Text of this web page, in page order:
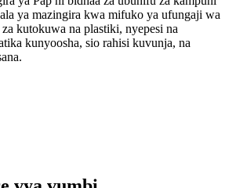
ya mazingira kwa mifuko ya ufungaji wa
kutokuwa na plastiki, nyepesi na
kunyoosha, sio rahisi kuvunja, na